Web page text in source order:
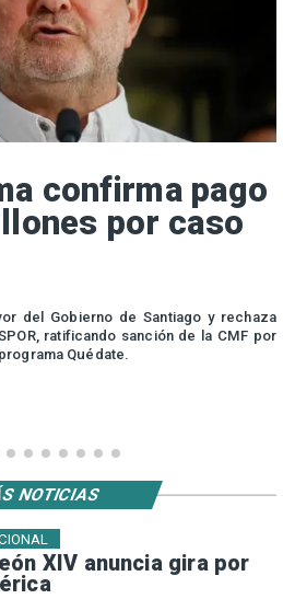
confirma pago
por caso
del Gobierno de Santiago y rechaza
ratificando sanción de la CMF por
Quédate.
XIV anuncia gira por
NOTICIAS